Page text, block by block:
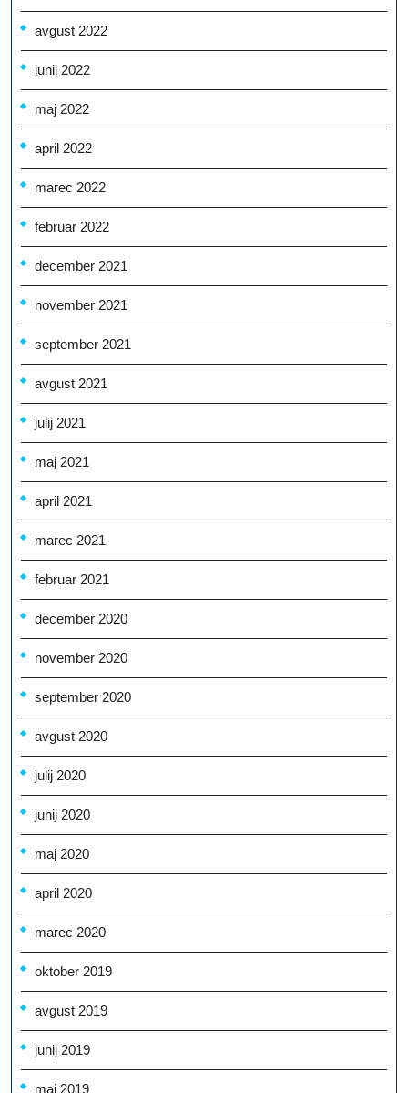
avgust 2022
junij 2022
maj 2022
april 2022
marec 2022
februar 2022
december 2021
november 2021
september 2021
avgust 2021
julij 2021
maj 2021
april 2021
marec 2021
februar 2021
december 2020
november 2020
september 2020
avgust 2020
julij 2020
junij 2020
maj 2020
april 2020
marec 2020
oktober 2019
avgust 2019
junij 2019
maj 2019